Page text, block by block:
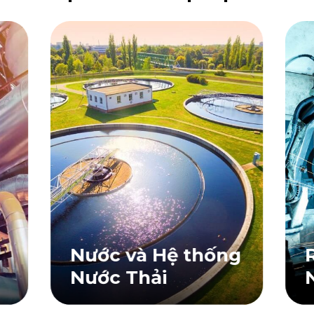
Nước và Hệ thống
Nước Thải